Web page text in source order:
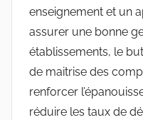
enseignement et un
assurer une bonne
établissements, le
de maitrise des
renforcer
réduire les taux de